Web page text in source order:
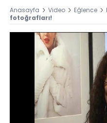
Anasayfa Video Eğlence
fotoğrafları!